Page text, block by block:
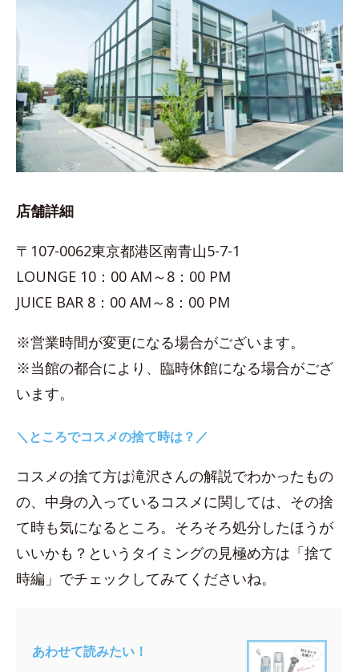
店舗詳細
〒107-0062東京都港区南青山5-7-1
LOUNGE 10：00 AM～8：00 PM
JUICE BAR 8：00 AM～8：00 PM
※営業時間が変更になる場合がございます。
※当館の都合により、臨時休館になる場合がござ
います。
＼ところでコスメの捨て時は？／
コスメの捨て方は滝沢さんの解説でわかったもの
の、中身の入っているコスメに関しては、その捨
て時も気になるところ。そろそろ処分したほうが
いいかも？というタイミングの見極め方は「捨て
時編」でチェックしてみてくださいね。
あわせて読みたい！